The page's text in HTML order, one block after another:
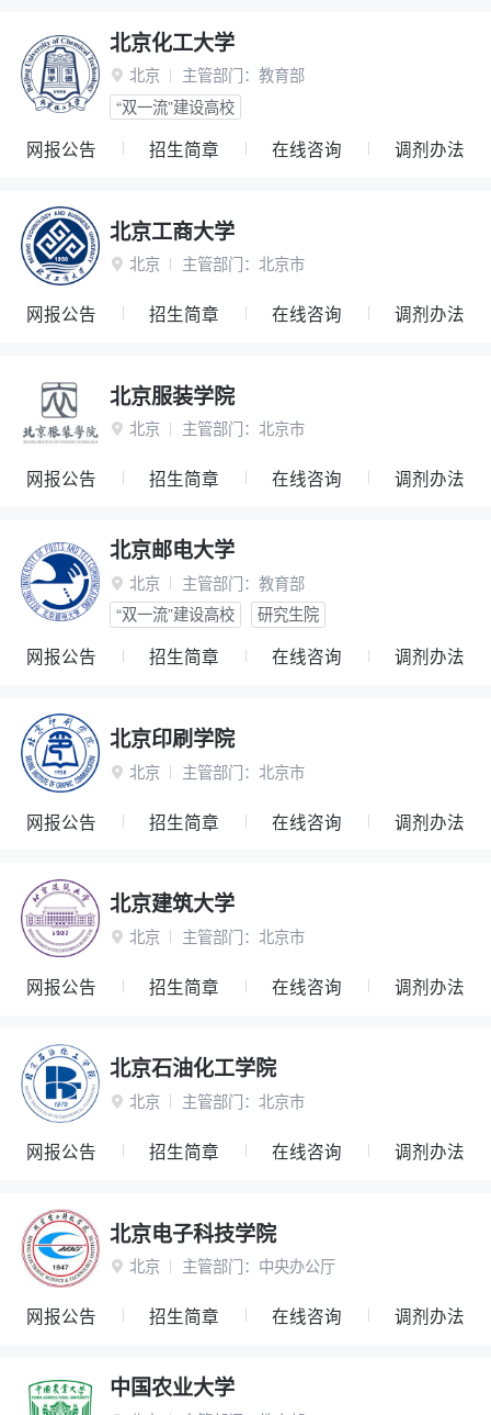
北京化工大学
 北京 主管部门： 教育部
“双一流”建设高校
网报公告 招生简章 在线咨询 调剂办法
北京工商大学
 北京 主管部门： 北京市
网报公告 招生简章 在线咨询 调剂办法
北京服装学院
 北京 主管部门： 北京市
网报公告 招生简章 在线咨询 调剂办法
北京邮电大学
 北京 主管部门： 教育部
“双一流”建设高校
研究生院
网报公告 招生简章 在线咨询 调剂办法
北京印刷学院
 北京 主管部门： 北京市
网报公告 招生简章 在线咨询 调剂办法
北京建筑大学
 北京 主管部门： 北京市
网报公告 招生简章 在线咨询 调剂办法
北京石油化工学院
 北京 主管部门： 北京市
网报公告 招生简章 在线咨询 调剂办法
北京电子科技学院
 北京 主管部门： 中央办公厅
网报公告 招生简章 在线咨询 调剂办法
中国农业大学